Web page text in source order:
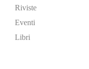
Riviste
Eventi
Libri